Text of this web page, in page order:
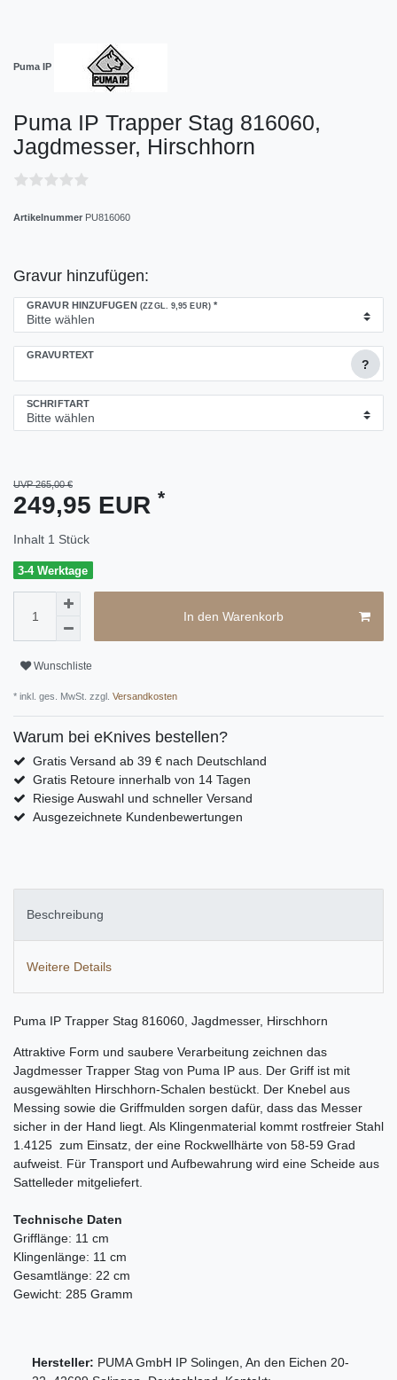
Puma IP
Puma IP Trapper Stag 816060,
Jagdmesser, Hirschhorn
Artikelnummer PU816060
Gravur hinzufügen:
GRAVUR HINZUFÜGEN (ZZGL. 9,95 EUR) *
GRAVURTEXT
?
SCHRIFTART
UVP 265,00 €
249,95 EUR *
Inhalt 1 Stück
3-4 Werktage
In den Warenkorb
Wunschliste
* inkl. ges. MwSt. zzgl. Versandkosten
Warum bei eKnives bestellen?
Gratis Versand ab 39 € nach Deutschland
Gratis Retoure innerhalb von 14 Tagen
Riesige Auswahl und schneller Versand
Ausgezeichnete Kundenbewertungen
Beschreibung
Weitere Details
Puma IP Trapper Stag 816060, Jagdmesser, Hirschhorn
Attraktive Form und saubere Verarbeitung zeichnen das
Jagdmesser Trapper Stag von Puma IP aus. Der Griff ist mit
ausgewählten Hirschhorn-Schalen bestückt. Der Knebel aus
Messing sowie die Griffmulden sorgen dafür, dass das Messer
sicher in der Hand liegt. Als Klingenmaterial kommt rostfreier Stahl
1.4125 zum Einsatz, der eine Rockwellhärte von 58-59 Grad
aufweist. Für Transport und Aufbewahrung wird eine Scheide aus
Sattelleder mitgeliefert.
Technische Daten
Grifflänge: 11 cm
Klingenlänge: 11 cm
Gesamtlänge: 22 cm
Gewicht: 285 Gramm
Hersteller: PUMA GmbH IP Solingen An den Eichen 20-